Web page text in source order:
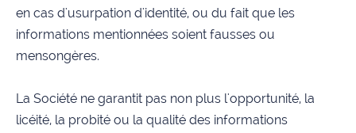
en cas d'usurpation d'identité, ou du fait que les
informations mentionnées soient fausses ou
mensongères.
La Société ne garantit pas non plus l'opportunité, la
licéité, la probité ou la qualité des informations